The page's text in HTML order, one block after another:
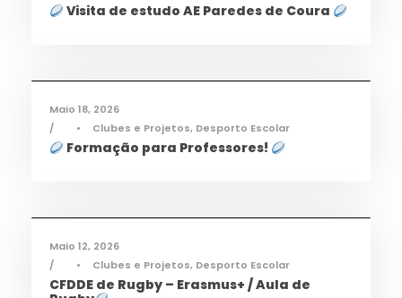
Visita de estudo AE Paredes de Coura
Maio 18, 2026
•
Clubes e Projetos, Desporto Escolar
Formação para Professores!
Maio 12, 2026
•
Clubes e Projetos, Desporto Escolar
CFDDE de Rugby – Erasmus+ / Aula de